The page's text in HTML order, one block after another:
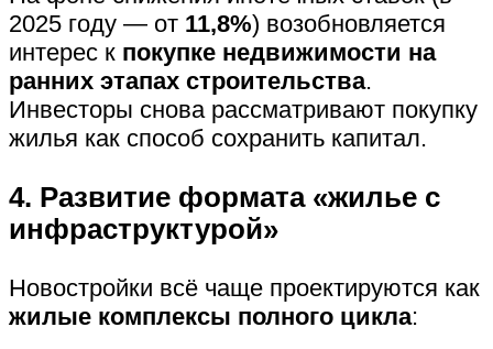
2025 году — от 11,8%) возобновляется
интерес к покупке недвижимости на
ранних этапах строительства.
Инвесторы снова рассматривают покупку
жилья как способ сохранить капитал.
4. Развитие формата «жилье с
инфраструктурой»
Новостройки всё чаще проектируются как
жилые комплексы полного цикла: